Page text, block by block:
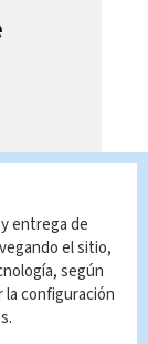
entrega de
el sitio,
según
la configuración